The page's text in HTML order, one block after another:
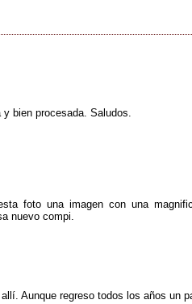
bien procesada. Saludos.
foto una imagen con una
nuevo compi.
Aunque regreso todos los años un